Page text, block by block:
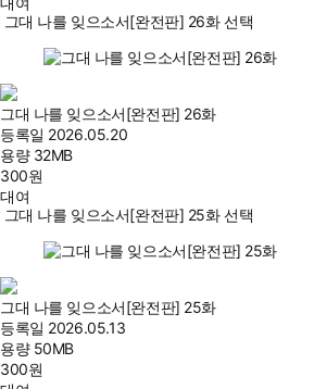
그대 나를 잊으소서[완전판] 26화 선택
그대 나를 잊으소서[완전판] 26화
등록일 2026.05.20
용량 32MB
300원
대여
그대 나를 잊으소서[완전판] 25화 선택
그대 나를 잊으소서[완전판] 25화
등록일 2026.05.13
용량 50MB
300원